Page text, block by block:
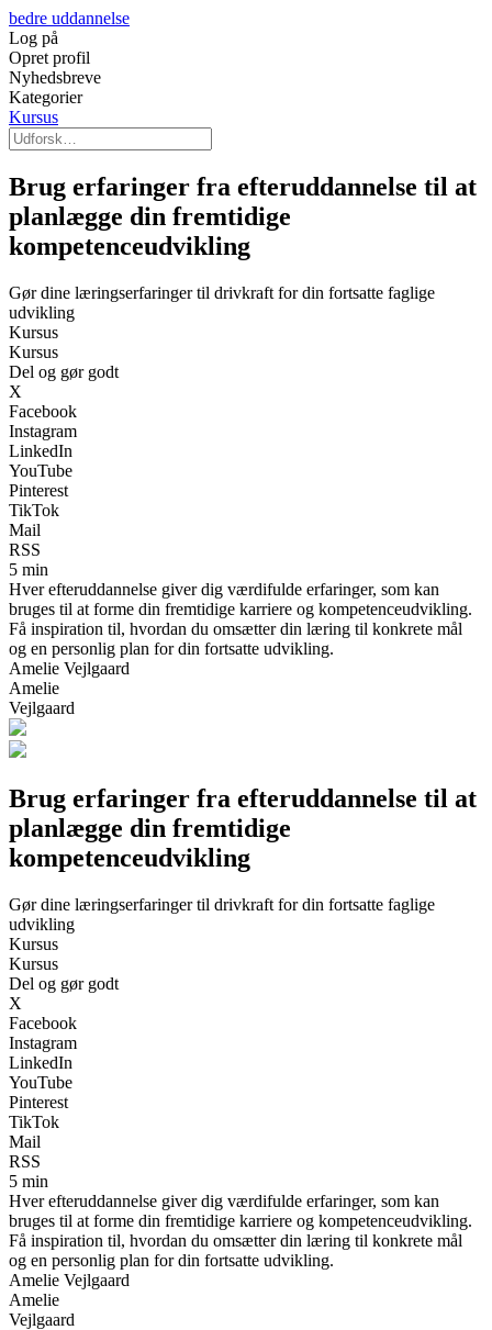
bedre uddannelse
Log på
Opret profil
Nyhedsbreve
Kategorier
Kursus
Brug erfaringer fra efteruddannelse til at
planlægge din fremtidige
kompetenceudvikling
Gør dine læringserfaringer til drivkraft for din fortsatte faglige
udvikling
Kursus
Kursus
Del og gør godt
X
Facebook
Instagram
LinkedIn
YouTube
Pinterest
TikTok
Mail
RSS
5 min
Hver efteruddannelse giver dig værdifulde erfaringer, som kan
bruges til at forme din fremtidige karriere og kompetenceudvikling.
Få inspiration til, hvordan du omsætter din læring til konkrete mål
og en personlig plan for din fortsatte udvikling.
Amelie Vejlgaard
Amelie
Vejlgaard
Brug erfaringer fra efteruddannelse til at
planlægge din fremtidige
kompetenceudvikling
Gør dine læringserfaringer til drivkraft for din fortsatte faglige
udvikling
Kursus
Kursus
Del og gør godt
X
Facebook
Instagram
LinkedIn
YouTube
Pinterest
TikTok
Mail
RSS
5 min
Hver efteruddannelse giver dig værdifulde erfaringer, som kan
bruges til at forme din fremtidige karriere og kompetenceudvikling.
Få inspiration til, hvordan du omsætter din læring til konkrete mål
og en personlig plan for din fortsatte udvikling.
Amelie Vejlgaard
Amelie
Vejlgaard